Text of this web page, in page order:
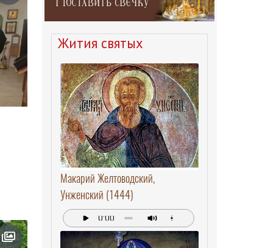
Жития святых
Макарий Желтоводский,
Унженский (1444)